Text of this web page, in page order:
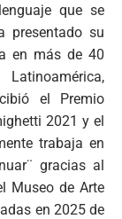
que se
presentado su
en más de 40
el Premio
2021 y el
trabaja en
gracias al
Museo de Arte
en 2025 de